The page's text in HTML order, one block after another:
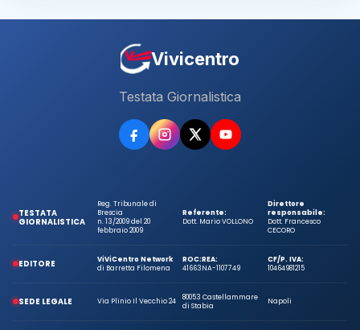
Vivicentro
Testata Giornalistica
TESTATA
GIORNALISTICA
Reg. Tribunale di
Brescia
n. 13/2009 del 20
febbraio 2009
Referente:
Dott. Mario VOLLONO
Direttore
responsabile:
Dott. Francesco
CECORO
EDITORE
ViViCentro Network
di Barretta Filomena
ROC:
41663
REA:
NA-1107749
CF/P. IVA:
10464981215
SEDE LEGALE Via Plinio Il Vecchio 24
80053 Castellammare
di Stabia
Napoli